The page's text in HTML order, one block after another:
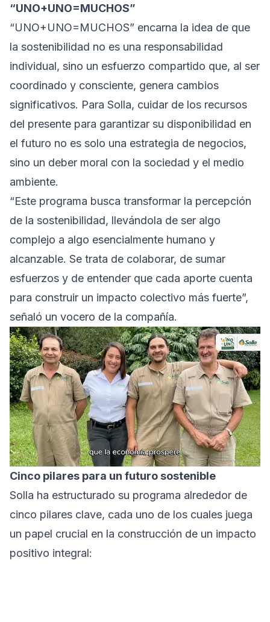
“UNO+UNO=MUCHOS”
“UNO+UNO=MUCHOS” encarna la idea de que
la sostenibilidad no es una responsabilidad
individual, sino un esfuerzo compartido que, al ser
coordinado y consciente, genera cambios
significativos. Para Solla, cuidar de los recursos
del presente para garantizar su disponibilidad en
el futuro no es solo una estrategia de negocios,
sino un deber moral con la sociedad y el medio
ambiente.
“Este programa busca transformar la percepción
de la sostenibilidad, llevándola de ser algo
complejo a algo esencialmente humano y
alcanzable. Se trata de colaborar, de sumar
esfuerzos y de entender que cada aporte cuenta
para construir un impacto colectivo más fuerte”,
señaló un vocero de la compañía.
Cinco pilares para un futuro sostenible
Solla ha estructurado su programa alrededor de
cinco pilares clave, cada uno de los cuales juega
un papel crucial en la construcción de un impacto
positivo integral: